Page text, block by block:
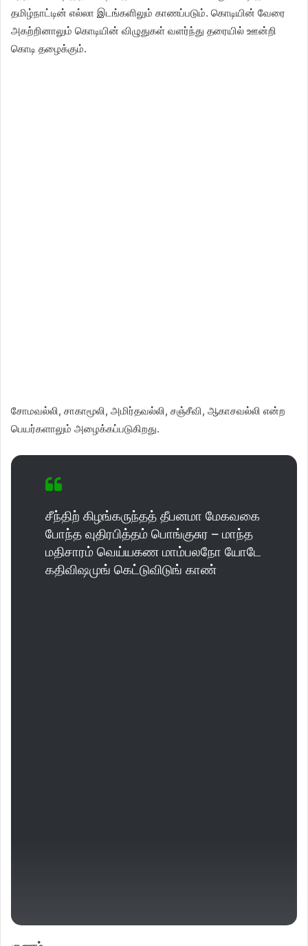
தமிழ்நாட்டின் எல்லா இடங்களிலும் காணப்படும். கொடியின் வேரை
அகற்றினாலும் கொடியின் விழுதுகள் வளர்ந்து தரையில் ஊன்றி
கொடி தழைக்கும்.
சோமவல்லி, சாகாமூலி, அமிர்தவல்லி, சஞ்சீவி, ஆகாசவல்லி என்ற
பெயர்களாலும் அழைக்கப்படுகிறது.
சீந்திற் கிழங்கருந்தத் தீபனமா மேகவகை
போந்த வுதிரபித்தம் பொங்குசுர – மாந்த
மதிசாரம் வெய்யகண மாம்பலநோ யோடே
கதிவிஷமுங் கெட்டுவிடுங் காண்